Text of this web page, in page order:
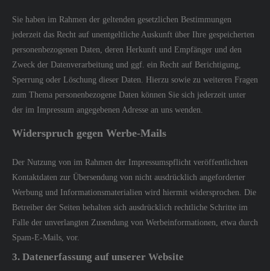
Sie haben im Rahmen der geltenden gesetzlichen Bestimmungen
jederzeit das Recht auf unentgeltliche Auskunft über Ihre gespeicherten
personenbezogenen Daten, deren Herkunft und Empfänger und den
Zweck der Datenverarbeitung und ggf. ein Recht auf Berichtigung,
Sperrung oder Löschung dieser Daten. Hierzu sowie zu weiteren Fragen
zum Thema personenbezogene Daten können Sie sich jederzeit unter
der im Impressum angegebenen Adresse an uns wenden.
Widerspruch gegen Werbe-Mails
Der Nutzung von im Rahmen der Impressumspflicht veröffentlichten
Kontaktdaten zur Übersendung von nicht ausdrücklich angeforderter
Werbung und Informationsmaterialien wird hiermit widersprochen. Die
Betreiber der Seiten behalten sich ausdrücklich rechtliche Schritte im
Falle der unverlangten Zusendung von Werbeinformationen, etwa durch
Spam-E-Mails, vor.
3. Datenerfassung auf unserer Website